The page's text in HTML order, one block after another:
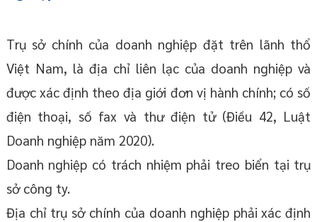
Trụ sở chính của doanh nghiệp đặt trên lãnh thổ
Việt Nam, là địa chỉ liên lạc của doanh nghiệp và
được xác định theo địa giới đơn vị hành chính; có số
điện thoại, số fax và thư điện tử (Điều 42, Luật
Doanh nghiệp năm 2020).
Doanh nghiệp có trách nhiệm phải treo biển tại trụ
sở công ty.
Địa chỉ trụ sở chính của doanh nghiệp phải xác định